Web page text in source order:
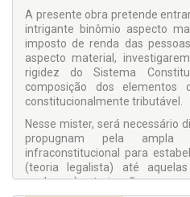
A presente obra pretende
intrigante binômio aspecto
imposto de renda das
aspecto material,
rigidez do Sistema
composição dos elementos
constitucionalmente tributável.
Nesse mister, será necessário
propugnam pela ampla
infraconstitucional para
(teoria legalista) até
nenhuma) autorização para